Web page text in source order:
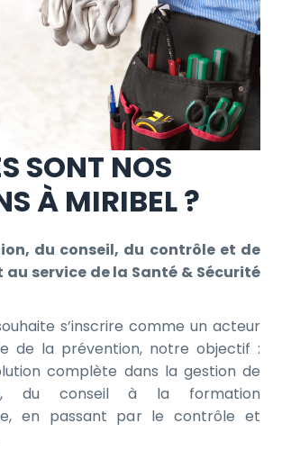
SONT NOS
À MIRIBEL ?
du conseil, du contrôle et de
au service de la Santé & Sécurité
s’inscrire comme un acteur
de la prévention, notre objectif :
complète dans la gestion de
du conseil à la formation
en passant par le contrôle et